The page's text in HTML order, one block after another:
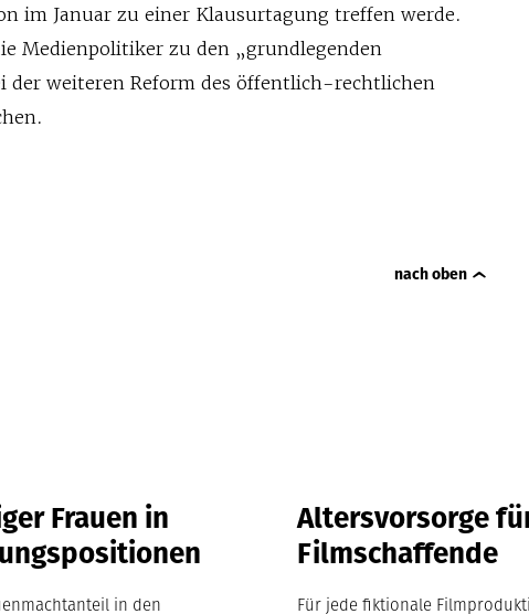
im Januar zu einer Klausurtagung treffen werde.
Medienpolitiker zu den „grundlegenden
der weiteren Reform des öffentlich-rechtlichen
nach oben
Frauen in
in den
Altersvorsorge
Filmschaffende
Für jede fiktionale